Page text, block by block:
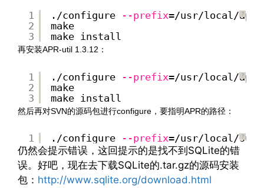
?
1
2
3
./configure --prefix=/usr/local/apr
make
make install
再安装APR-util 1.3.12：
?
1
2
3
./configure --prefix=/usr/local/
make
make install
然后再对SVN的源码包进行configure，要指明APR的路径：
?
1 ./configure --prefix=/usr/local/
仍然会提示错误，这回提示的是找不到SQLite的错
误。好吧，现在去下载SQLite的.tar.gz的源码安装
包： http://www.sqlite.org/download.html